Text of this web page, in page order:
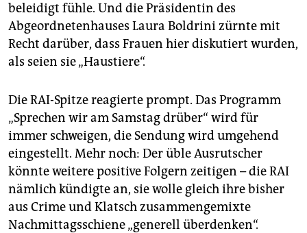
beleidigt fühle. Und die Präsidentin des
Abgeordnetenhauses Laura Boldrini zürnte mit
Recht darüber, dass Frauen hier diskutiert wurden,
als seien sie „Haustiere“.
Die RAI-Spitze reagierte prompt. Das Programm
„Sprechen wir am Samstag drüber“ wird für
immer schweigen, die Sendung wird umgehend
eingestellt. Mehr noch: Der üble Ausrutscher
könnte weitere positive Folgern zeitigen – die RAI
nämlich kündigte an, sie wolle gleich ihre bisher
aus Crime und Klatsch zusammengemixte
Nachmittagsschiene „generell überdenken“.